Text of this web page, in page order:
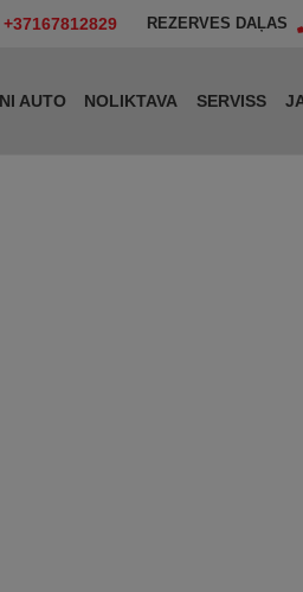
+37167812829 REZERVES DAĻAS
AUTO NOLIKTAVA SERVISS